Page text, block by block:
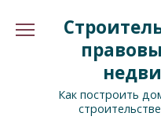
Как построить